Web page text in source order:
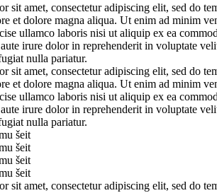
sit amet, consectetur adipiscing elit, sed do
et dolore magna aliqua. Ut enim ad minim
ullamco laboris nisi ut aliquip ex ea
irure dolor in reprehenderit in voluptate
nulla pariatur.
sit amet, consectetur adipiscing elit, sed do
et dolore magna aliqua. Ut enim ad minim
ullamco laboris nisi ut aliquip ex ea
irure dolor in reprehenderit in voluptate
nulla pariatur.
šeit
šeit
šeit
šeit
sit amet, consectetur adipiscing elit, sed do